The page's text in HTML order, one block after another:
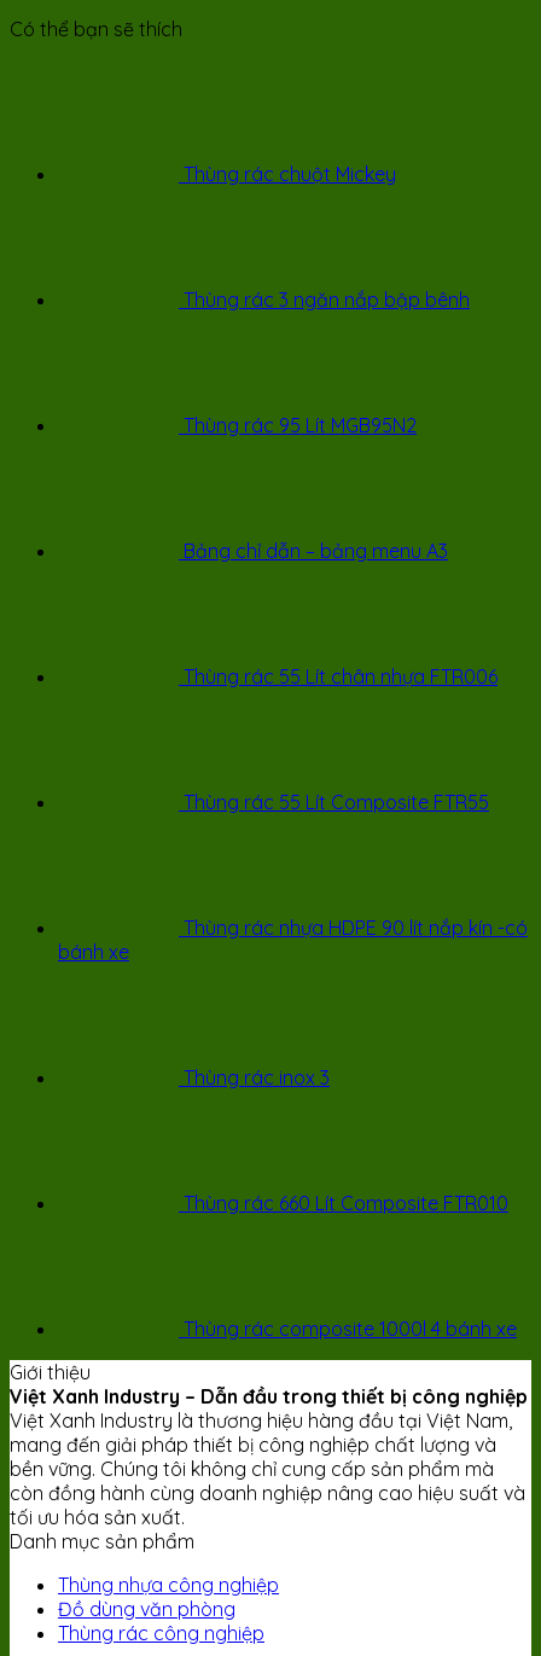
Có thể bạn sẽ thích
Thùng rác chuột Mickey
Thùng rác 3 ngăn nắp bập bênh
Thùng rác 95 Lít MGB95N2
Bảng chỉ dẫn – bảng menu A3
Thùng rác 55 Lít chân nhựa FTR006
Thùng rác 55 Lít Composite FTR55
Thùng rác nhựa HDPE 90 lít nắp kín -có
bánh xe
Thùng rác inox 3
Thùng rác 660 Lít Composite FTR010
Thùng rác composite 1000l 4 bánh xe
Giới thiệu
Việt Xanh Industry – Dẫn đầu trong thiết bị công nghiệp
Việt Xanh Industry là thương hiệu hàng đầu tại Việt Nam,
mang đến giải pháp thiết bị công nghiệp chất lượng và
bền vững. Chúng tôi không chỉ cung cấp sản phẩm mà
còn đồng hành cùng doanh nghiệp nâng cao hiệu suất và
tối ưu hóa sản xuất.
Danh mục sản phẩm
Thùng nhựa công nghiệp
Đồ dùng văn phòng
Thùng rác công nghiệp